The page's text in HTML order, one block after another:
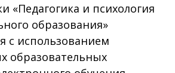
«Педагогика и психология
образования»
с использованием
образовательных